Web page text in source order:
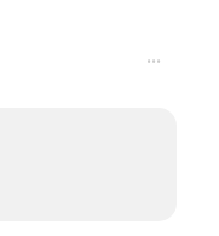
···